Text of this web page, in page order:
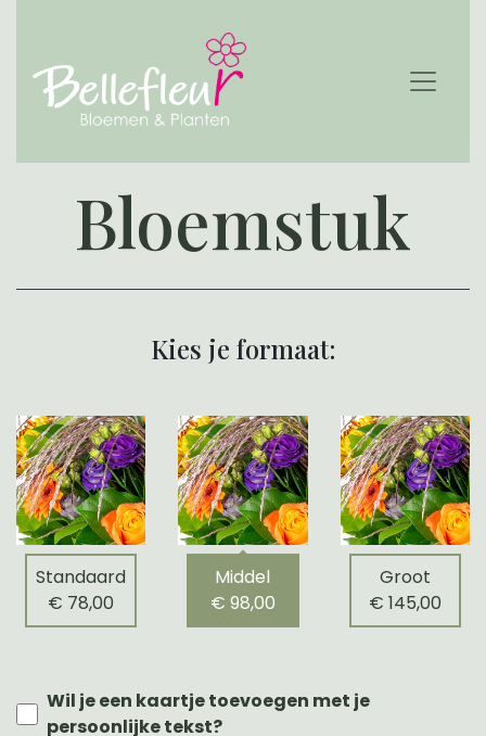
Bloemstuk
Kies je formaat:
Standaard
€ 78,00
Middel
€ 98,00
Groot
€ 145,00
Wil je een kaartje toevoegen met je
persoonlijke tekst?